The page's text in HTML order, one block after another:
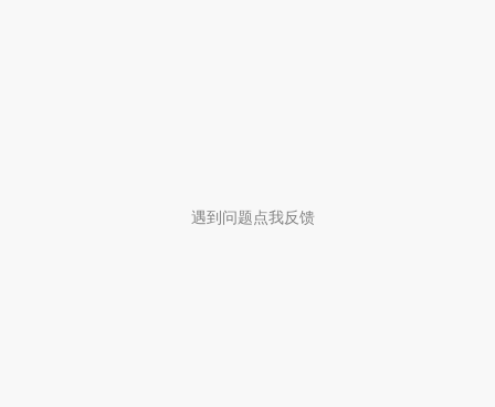
遇到问题点我反馈